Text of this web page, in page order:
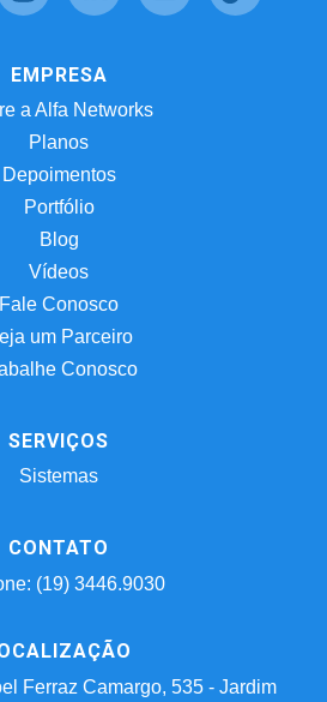
EMPRESA
a Alfa Networks
Planos
Depoimentos
Portfólio
Blog
Vídeos
Fale Conosco
um Parceiro
Conosco
SERVIÇOS
Sistemas
CONTATO
(19) 3446.9030
Ferraz Camargo, 535 - Jardim